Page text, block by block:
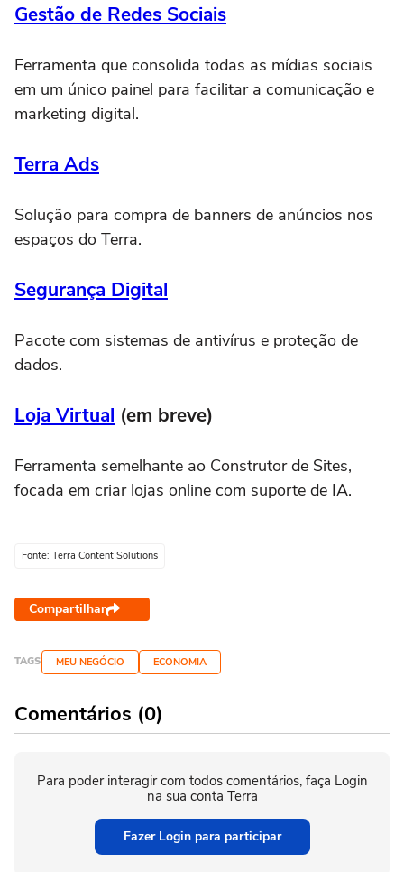
Gestão de Redes Sociais
Ferramenta que consolida todas as mídias sociais
em um único painel para facilitar a comunicação e
marketing digital.
Terra Ads
Solução para compra de banners de anúncios nos
espaços do Terra.
Segurança Digital
Pacote com sistemas de antivírus e proteção de
dados.
Loja Virtual (em breve)
Ferramenta semelhante ao Construtor de Sites,
focada em criar lojas online com suporte de IA.
Fonte: Terra Content Solutions
Compartilhar
TAGS MEU NEGÓCIO ECONOMIA
Comentários (0)
Para poder interagir com todos comentários, faça Login
na sua conta Terra
Fazer Login para participar